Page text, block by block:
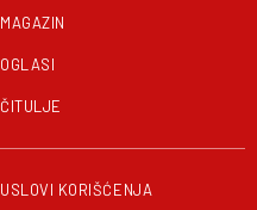
MAGAZIN
OGLASI
ČITULJE
USLOVI KORIŠĆENJA